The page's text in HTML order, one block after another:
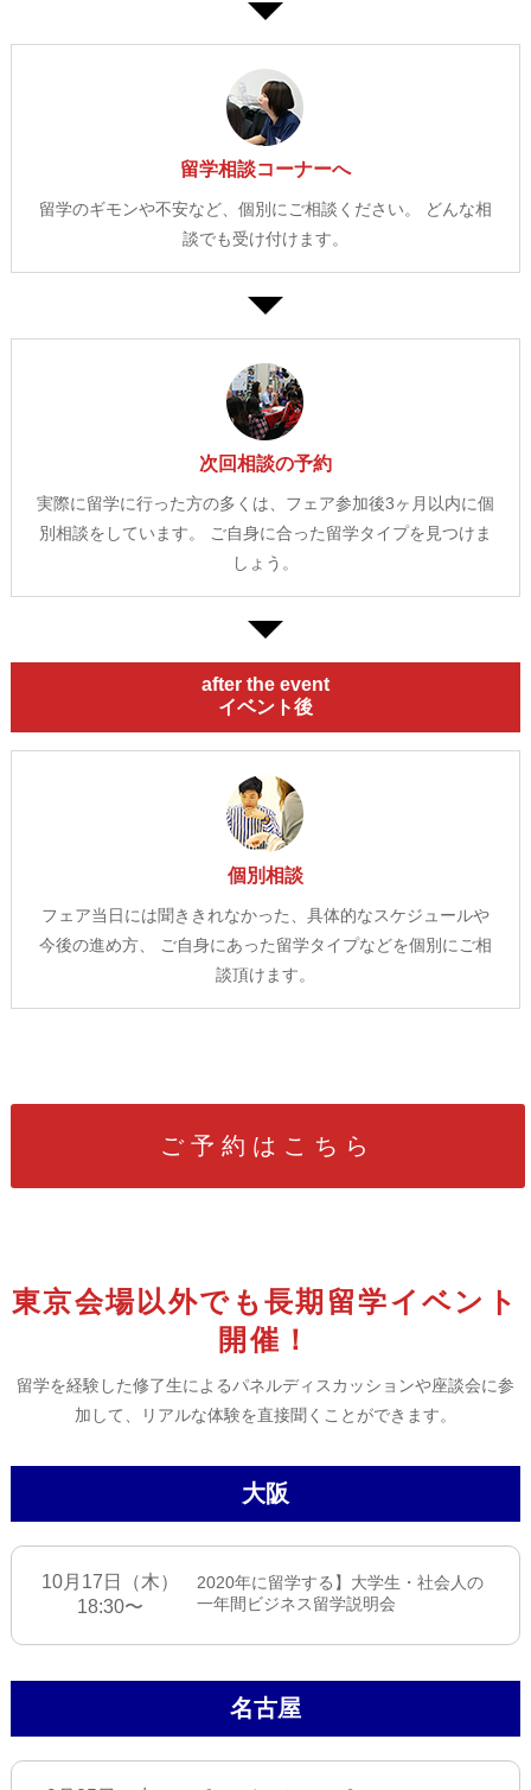
留学相談コーナーへ
留学のギモンや不安など、個別にご相談ください。
どんな相
談でも受け付けます。
次回相談の予約
実際に留学に行った方の多くは、フェア参加後3ヶ月以内に個
別相談をしています。
ご自身に合った留学タイプを見つけま
しょう。
after the event
イベント後
個別相談
フェア当日には聞ききれなかった、具体的なスケジュールや
今後の進め方、
ご自身にあった留学タイプなどを個別にご相
談頂けます。
ご予約はこちら
東京会場以外でも長期留学イベント
開催！
留学を経験した修了生によるパネルディスカッションや座談会に参
加して、リアルな体験を直接聞くことができます。
大阪
10月17日（木）
18:30〜
2020年に留学する】大学生・社会人の
一年間ビジネス留学説明会
名古屋